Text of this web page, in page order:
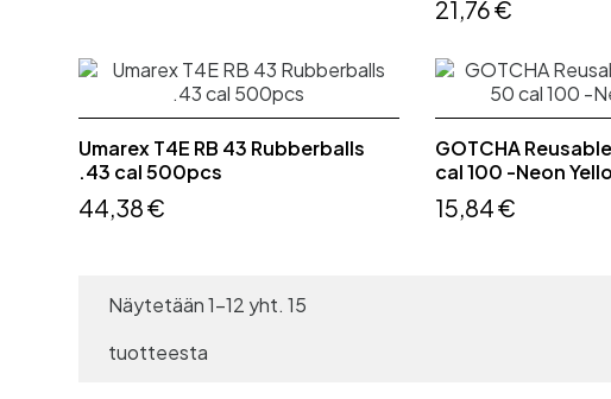
21,76 €
Umarex T4E RB 43 Rubberballs
.43 cal 500pcs
44,38 €
GOTCHA
cal 100 -Neon
15,84 €
Näytetään 1-12 yht. 15
tuotteesta